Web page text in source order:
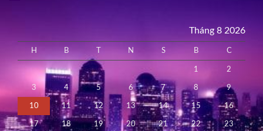
Tháng 8 2026
H B N S B C
1 2
3 4 5 6 7 8 9
10 11 12 13 14 15 16
17 18 19 20 21 22 23